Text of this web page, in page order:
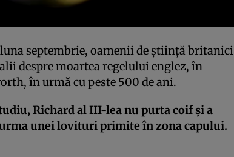
septembrie, oamenii de ştiinţă britanici
despre moartea regelului englez, în
în urmă cu peste 500 de ani.
Richard al III-lea nu purta coif şi a
unei lovituri primite în zona capului.